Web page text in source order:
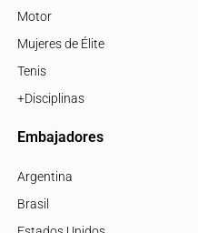
Motor
Mujeres de Élite
Tenis
+Disciplinas
Embajadores
Argentina
Brasil